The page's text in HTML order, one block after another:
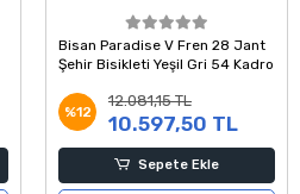
Bisan Paradise V Fren 28 Jant
Şehir Bisikleti Yeşil Gri 54 Kadro
%12
12.081,15 TL
10.597,50 TL
Sepete Ekle